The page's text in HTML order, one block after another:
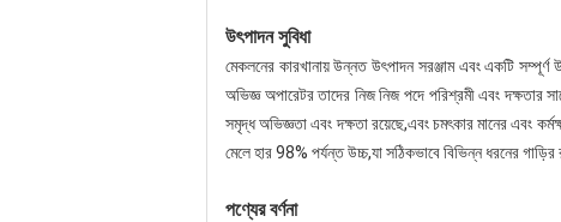
উৎপাদন সুবিধা
মেকলনের কারখানায় উন্নত উৎপাদন সরঞ্জাম এবং একটি
অভিজ্ঞ অপারেটর তাদের নিজ নিজ পদে পরিশ্রমী এবং দক্ষতার
সমৃদ্ধ অভিজ্ঞতা এবং দক্ষতা রয়েছে,এবং চমৎকার মানের এবং
মেলে হার 98% পর্যন্ত উচ্চ,যা সঠিকভাবে বিভিন্ন ধরনের গাড়ির
পণ্যের বর্ণনা